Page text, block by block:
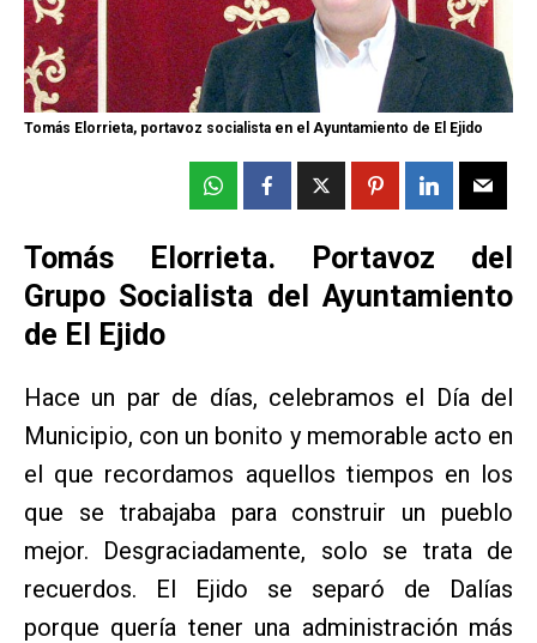
Tomás Elorrieta, portavoz socialista en el Ayuntamiento de El Ejido
Tomás Elorrieta. Portavoz del
Grupo Socialista del Ayuntamiento
de El Ejido
Hace un par de días, celebramos el Día del
Municipio, con un bonito y memorable acto en
el que recordamos aquellos tiempos en los
que se trabajaba para construir un pueblo
mejor. Desgraciadamente, solo se trata de
recuerdos. El Ejido se separó de Dalías
porque quería tener una administración más